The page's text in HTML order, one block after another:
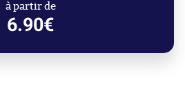
à partir de
6.90€